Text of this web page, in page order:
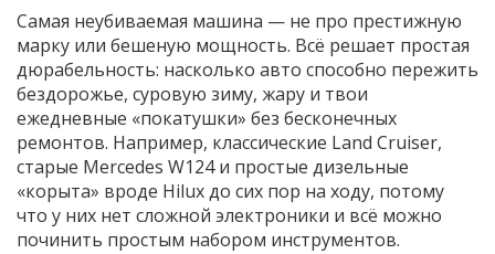
Самая неубиваемая машина — не про престижную
марку или бешеную мощность. Всё решает простая
дюрабельность: насколько авто способно пережить
бездорожье, суровую зиму, жару и твои
ежедневные «покатушки» без бесконечных
ремонтов. Например, классические Land Cruiser,
старые Mercedes W124 и простые дизельные
«корыта» вроде Hilux до сих пор на ходу, потому
что у них нет сложной электроники и всё можно
починить простым набором инструментов.